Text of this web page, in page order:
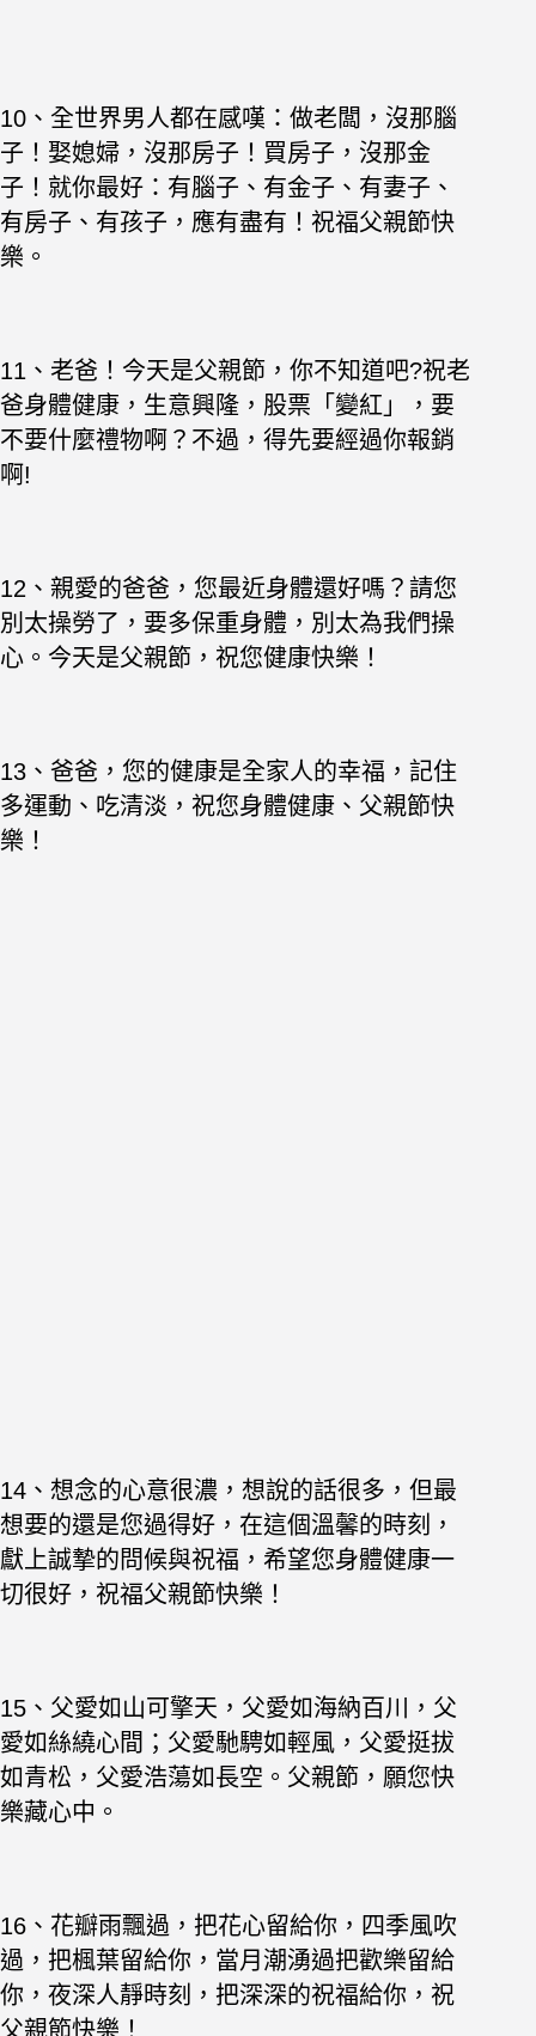
10、全世界男人都在感嘆：做老闆，沒那腦
子！娶媳婦，沒那房子！買房子，沒那金
子！就你最好：有腦子、有金子、有妻子、
有房子、有孩子，應有盡有！祝福父親節快
樂。
11、 老爸 ！ 今天是父親節，你不知道吧?祝老
爸身體健康，生意興隆，股票「變紅」，要
不要什麼禮物啊？不過，得先要經過你報銷
啊!
12、親愛的爸爸，您最近身體還好嗎？請您
別太操勞了，要多保重身體，別太為我們操
心。今天是父親節，祝您健康快樂！
13、爸爸，您的健康是全家人的幸福，記住
多運動、吃清淡，祝您身體健康、父親節快
樂！
14、想念的心意很濃，想說的話很多，但最
想要的還是您過得好，在這個溫馨的時刻，
獻上誠摯的問候與祝福，希望您身體健康一
切很好，祝福父親節快樂！
15、父愛如山可擎天，父愛如海納百川，父
愛如絲繞心間；父愛馳騁如輕風，父愛挺拔
如青松，父愛浩蕩如長空。父親節，願您快
樂藏心中。
16、花瓣雨飄過，把花心留給你，四季風吹
過，把楓葉留給你，當月潮湧過把歡樂留給
你，夜深人靜時刻，把深深的祝福給你，祝
父親節快樂！